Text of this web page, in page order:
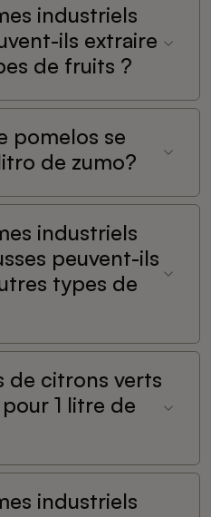
industriels
ils extraire
de fruits ?
pomelos se
de zumo?
industriels
peuvent-ils
types de
de citrons verts
1 litre de
industriels